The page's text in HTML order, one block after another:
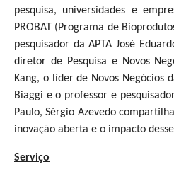
pesquisa, universidades e
PROBAT (Programa de
pesquisador da APTA José
diretor de Pesquisa e Novos
Kang, o líder de Novos Negócios
Biaggi e o professor e
Paulo, Sérgio Azevedo
inovação aberta e o impacto
Serviço